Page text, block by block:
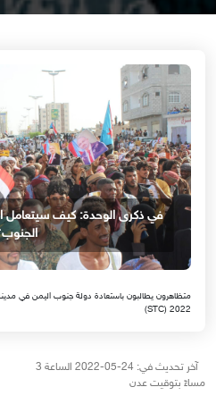
في ذكرى الوحدة: كيف سيتعامل
2022 (STC)
آخر تحديث في: 24-05-2022 الساعة 3
مساءً بتوقيت عدن